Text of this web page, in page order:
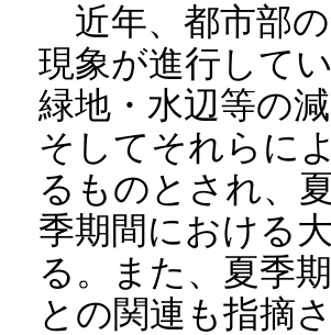
近年、都市部
現象が進行して
緑地・水辺等の
そしてそれらに
るものとされ、
季期間における
る。また、夏季
との関連も指摘